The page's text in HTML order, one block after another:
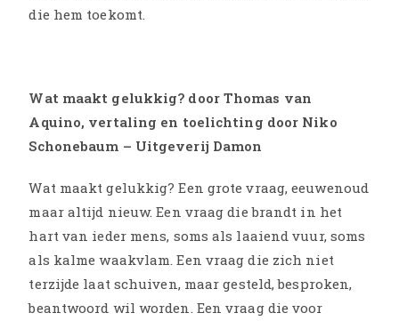
die hem toekomt.
Wat maakt gelukkig? door Thomas van
Aquino, vertaling en toelichting door Niko
Schonebaum – Uitgeverij Damon
Wat maakt gelukkig? Een grote vraag, eeuwenoud
maar altijd nieuw. Een vraag die brandt in het
hart van ieder mens, soms als laaiend vuur, soms
als kalme waakvlam. Een vraag die zich niet
terzijde laat schuiven, maar gesteld, besproken,
beantwoord wil worden. Een vraag die voor